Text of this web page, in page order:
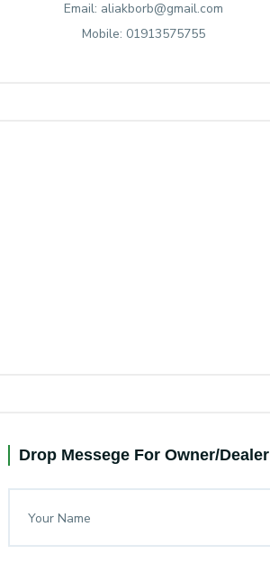
Email: aliakborb@gmail.com
Mobile: 01913575755
Drop Messege For Owner/Dealer